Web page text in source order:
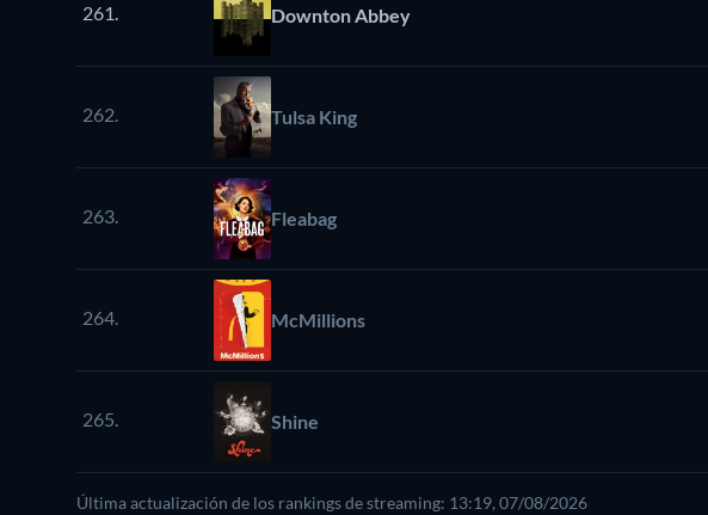
261. Downton Abbey
262. Tulsa King
263. Fleabag
264. McMillions
265. Shine
Última actualización de los rankings de streaming: 13:19, 07/08/2026